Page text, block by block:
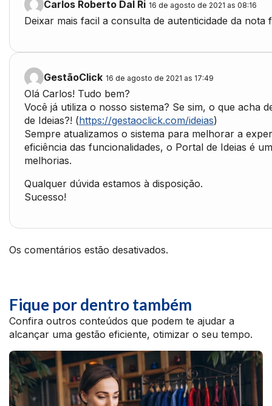
Carlos Roberto Dal Ri 16 de agosto de 2021 as 08:16
Deixar mais facil a consulta de autenticidade da nota
GestãoClick 16 de agosto de 2021 as 17:49
Olá Carlos! Tudo bem?
Você já utiliza o nosso sistema? Se sim, o que acha
de Ideias?! (https://gestaoclick.com/ideias)
Sempre atualizamos o sistema para melhorar a
eficiência das funcionalidades, o Portal de Ideias é
melhorias.
Qualquer dúvida estamos à disposição.
Sucesso!
Os comentários estão desativados.
Fique por dentro também
Confira outros conteúdos que podem te ajudar a
alcançar uma gestão eficiente, otimizar o seu tempo.